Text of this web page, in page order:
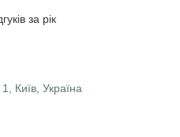
за рік
Київ, Україна